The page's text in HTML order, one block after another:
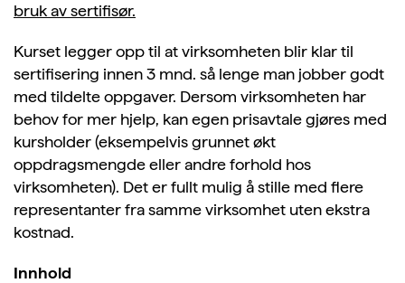
bruk av sertifisør.
Kurset legger opp til at virksomheten blir klar til
sertifisering innen 3 mnd. så lenge man jobber godt
med tildelte oppgaver. Dersom virksomheten har
behov for mer hjelp, kan egen prisavtale gjøres med
kursholder (eksempelvis grunnet økt
oppdragsmengde eller andre forhold hos
virksomheten). Det er fullt mulig å stille med flere
representanter fra samme virksomhet uten ekstra
kostnad.
Innhold